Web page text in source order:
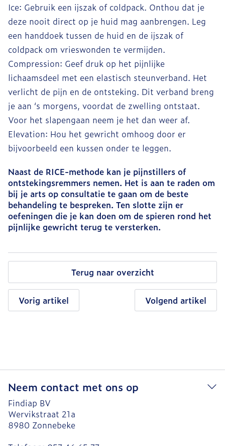
Ice: Gebruik een ijszak of coldpack. Onthou dat je
deze nooit direct op je huid mag aanbrengen. Leg
een handdoek tussen de huid en de ijszak of
coldpack om vrieswonden te vermijden.
Compression: Geef druk op het pijnlijke
lichaamsdeel met een elastisch steunverband. Het
verlicht de pijn en de ontsteking. Dit verband breng
je aan ‘s morgens, voordat de zwelling ontstaat.
Voor het slapengaan neem je het dan weer af.
Elevation: Hou het gewricht omhoog door er
bijvoorbeeld een kussen onder te leggen.
Naast de RICE-methode kan je pijnstillers of
ontstekingsremmers nemen. Het is aan te raden om
bij je arts op consultatie te gaan om de beste
behandeling te bespreken. Ten slotte zijn er
oefeningen die je kan doen om de spieren rond het
pijnlijke gewricht terug te versterken.
Terug naar overzicht
Vorig artikel Volgend artikel
Neem contact met ons op
Findiap BV
Wervikstraat 21a
8980 Zonnebeke